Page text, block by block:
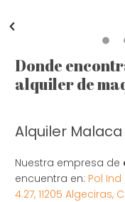
Donde
alquiler de
Alquiler Malaca
Nuestra empresa de
encuentra en: Pol
4.27, 11205 Algeciras,